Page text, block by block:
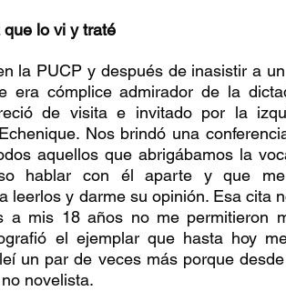
lo vi y traté
la PUCP y después de inasistir a
era cómplice admirador de la
de visita e invitado por la
Nos brindó una
aquellos que abrigábamos la
hablar con él aparte y que
leerlos y darme su opinión. Esa cita
a mis 18 años no me permitieron
el ejemplar que hasta hoy
un par de veces más porque
novelista.